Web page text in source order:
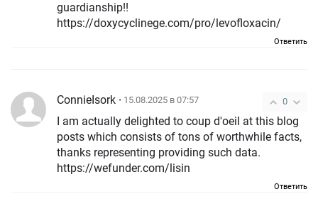
guardianship!!
https://doxycyclinege.com/pro/levofloxacin/
Ответить
0
ConnieIsork • 15.08.2025 в 07:57
I am actually delighted to coup d'oeil at this blog
posts which consists of tons of worthwhile facts,
thanks representing providing such data.
https://wefunder.com/lisin
Ответить